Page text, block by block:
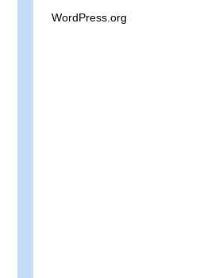
WordPress.org